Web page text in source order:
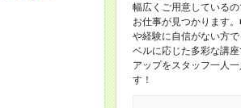
幅広くご用意している
お仕事が見つかります
や経験に自信がない方
ベルに応じた多彩な講
アップをスタッフ一人
す！